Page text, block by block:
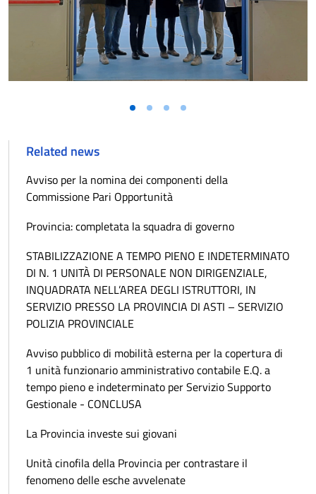
Related news
Avviso per la nomina dei componenti della
Commissione Pari Opportunità
Provincia: completata la squadra di governo
STABILIZZAZIONE A TEMPO PIENO E INDETERMINATO
DI N. 1 UNITÀ DI PERSONALE NON DIRIGENZIALE,
INQUADRATA NELL’AREA DEGLI ISTRUTTORI, IN
SERVIZIO PRESSO LA PROVINCIA DI ASTI – SERVIZIO
POLIZIA PROVINCIALE
Avviso pubblico di mobilità esterna per la copertura di
1 unità funzionario amministrativo contabile E.Q. a
tempo pieno e indeterminato per Servizio Supporto
Gestionale - CONCLUSA
La Provincia investe sui giovani
Unità cinofila della Provincia per contrastare il
fenomeno delle esche avvelenate